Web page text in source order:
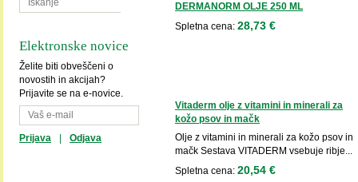
Elektronske novice
Želite biti obveščeni o
novostih in akcijah?
Prijavite se na e-novice.
Prijava Odjava
DERMANORM OLJE 250 ML
Spletna cena: 28,73 €
Vitaderm olje z vitamini in minerali za
kožo psov in mačk
Olje z vitamini in minerali za kožo psov in
mačk Sestava VITADERM vsebuje ribje...
Spletna cena: 20,54 €